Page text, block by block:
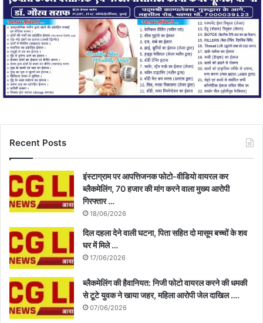
Recent Posts
इंस्टाग्राम पर आपत्तिजनक फोटो-वीडियो वायरल कर
ब्लैकमेलिंग, 70 हजार की मांग करने वाला मुख्य आरोपी
गिरफ्तार …
18/06/2026
दिल दहला देने वाली घटना, पिता सहित दो मासूम बच्चों के शव
घर में मिले …
17/06/2026
ब्लैकमेलिंग की हैवानियत: निजी फोटो वायरल करने की धमकी
से टूटे युवक ने खाया जहर, महिला आरोपी जेल दाखिल ….
07/06/2026